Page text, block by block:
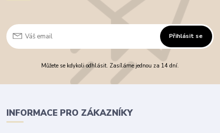
Přihlásit se
Můžete se kdykoli odhlásit. Zasíláme jednou za 14 dní.
INFORMACE PRO ZÁKAZNÍKY